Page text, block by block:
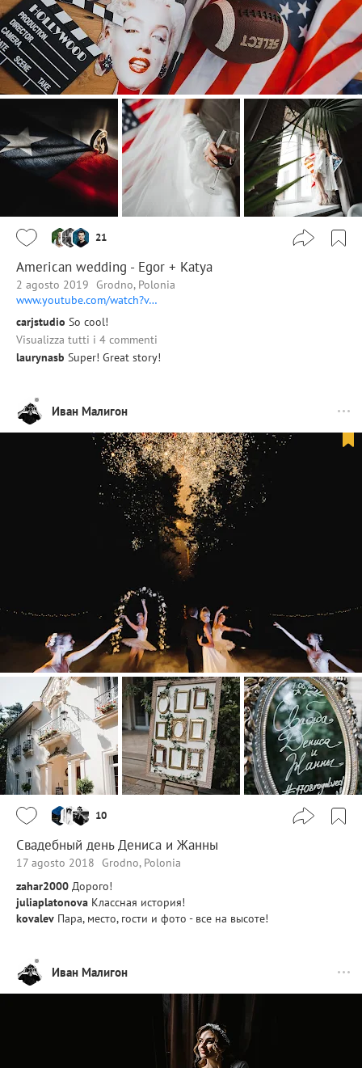
21
American wedding - Egor + Katya
2 agosto 2019 Grodno, Polonia
www.youtube.com/watch?v…
carjstudio So cool!
Visualizza tutti i 4 commenti
laurynasb Super! Great story!
Иван Малигон
10
Свадебный день Дениса и Жанны
17 agosto 2018 Grodno, Polonia
zahar2000 Дорого!
juliaplatonova Классная история!
kovalev Пара, место, гости и фото - все на высоте!
Иван Малигон